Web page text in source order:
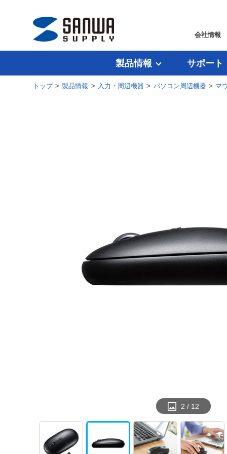
会社情報
製品情報 サポート
トップ>製品情報 > 入力・周辺機器 > パソコン周辺機器 > マ
2 / 12